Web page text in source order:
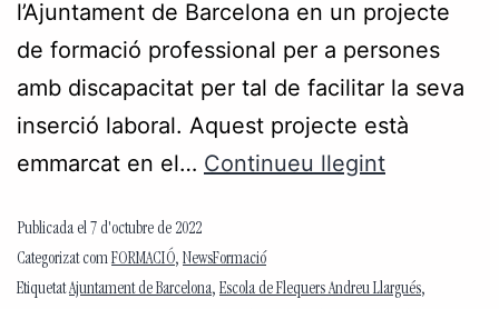
l’Ajuntament de Barcelona en un projecte
de formació professional per a persones
amb discapacitat per tal de facilitar la seva
inserció laboral. Aquest projecte està
emmarcat en el… Continueu llegint
Publicada el 7 d'octubre de 2022
Categorizat comFORMACIÓ, NewsFormació
EtiquetatAjuntament de Barcelona, Escola de Flequers Andreu Llargués,